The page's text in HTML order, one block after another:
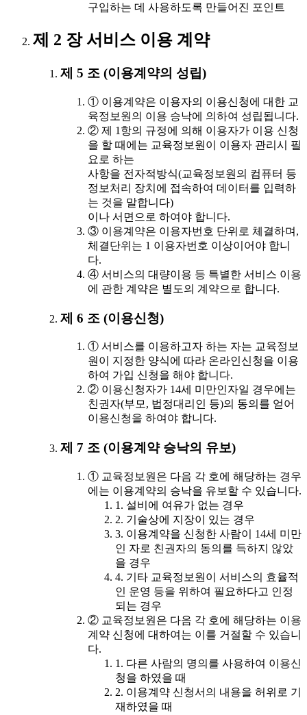
구입하는 데 사용하도록 만들어진 포인트
제 2 장 서비스 이용 계약
제 5 조 (이용계약의 성립)
① 이용계약은 이용자의 이용신청에 대한 교
육정보원의 이용 승낙에 의하여 성립됩니다.
② 제 1항의 규정에 의해 이용자가 이용 신청
을 할 때에는 교육정보원이 이용자 관리시 필
요로 하는
사항을 전자적방식(교육정보원의 컴퓨터 등
정보처리 장치에 접속하여 데이터를 입력하
는 것을 말합니다)
이나 서면으로 하여야 합니다.
③ 이용계약은 이용자번호 단위로 체결하며,
체결단위는 1 이용자번호 이상이어야 합니
다.
④ 서비스의 대량이용 등 특별한 서비스 이용
에 관한 계약은 별도의 계약으로 합니다.
제 6 조 (이용신청)
① 서비스를 이용하고자 하는 자는 교육정보
원이 지정한 양식에 따라 온라인신청을 이용
하여 가입 신청을 해야 합니다.
② 이용신청자가 14세 미만인자일 경우에는
친권자(부모, 법정대리인 등)의 동의를 얻어
이용신청을 하여야 합니다.
제 7 조 (이용계약 승낙의 유보)
① 교육정보원은 다음 각 호에 해당하는 경우
에는 이용계약의 승낙을 유보할 수 있습니다.
1. 설비에 여유가 없는 경우
2. 기술상에 지장이 있는 경우
3. 이용계약을 신청한 사람이 14세 미만
인 자로 친권자의 동의를 득하지 않았
을 경우
4. 기타 교육정보원이 서비스의 효율적
인 운영 등을 위하여 필요하다고 인정
되는 경우
② 교육정보원은 다음 각 호에 해당하는 이용
계약 신청에 대하여는 이를 거절할 수 있습니
다.
1. 다른 사람의 명의를 사용하여 이용신
청을 하였을 때
2. 이용계약 신청서의 내용을 허위로 기
재하였을 때